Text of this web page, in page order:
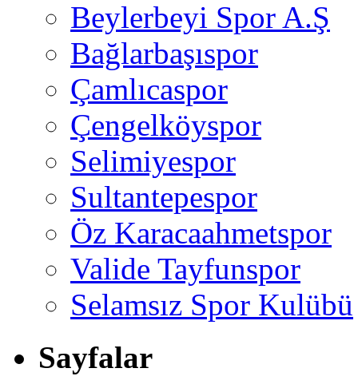
Beylerbeyi Spor A.Ş
Bağlarbaşıspor
Çamlıcaspor
Çengelköyspor
Selimiyespor
Sultantepespor
Öz Karacaahmetspor
Valide Tayfunspor
Selamsız Spor Kulübü
Sayfalar